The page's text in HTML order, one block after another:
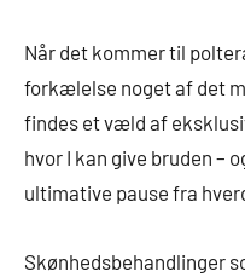
Når det kommer til
forkælelse noget af det
findes et væld af
hvor I kan give bruden –
ultimative pause fra
Skønhedsbehandlinger